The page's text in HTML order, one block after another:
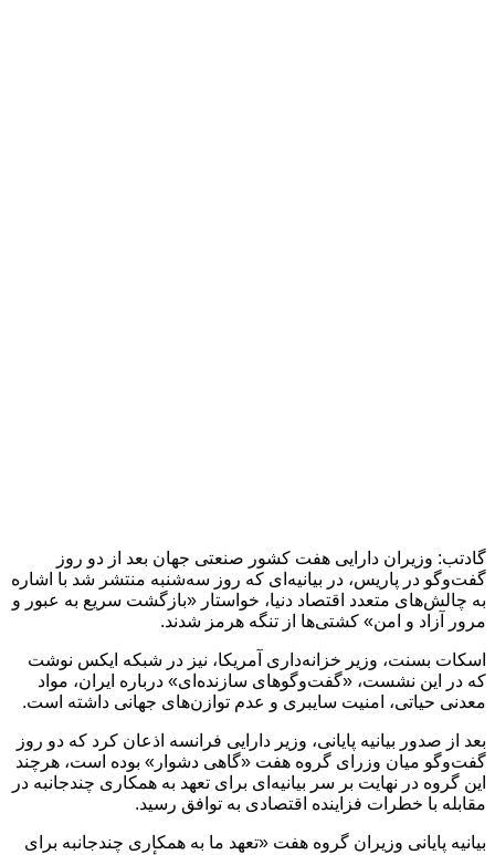
گادتب: وزیران دارایی هفت کشور صنعتی جهان بعد از دو روز
گفت‌وگو در پاریس، در بیانیه‌ای که روز سه‌شنبه منتشر شد با اشاره
به چالش‌های متعدد اقتصاد دنیا، خواستار «بازگشت سریع به عبور و
مرور آزاد و امن» کشتی‌ها از تنگه هرمز شدند.
اسکات بسنت، وزیر خزانه‌داری آمریکا، نیز در شبکه ایکس نوشت
که در این نشست، «گفت‌وگوهای سازنده‌ای» درباره ایران، مواد
معدنی حیاتی، امنیت سایبری و عدم توازن‌های جهانی داشته است.
بعد از صدور بیانیه پایانی، وزیر دارایی فرانسه اذعان کرد که دو روز
گفت‌وگو میان وزرای گروه هفت «گاهی دشوار» بوده است، هرچند
این گروه در نهایت بر سر بیانیه‌ای برای تعهد به همکاری چندجانبه در
مقابله با خطرات فزاینده اقتصادی به توافق رسید.
بیانیه پایانی وزیران گروه هفت «تعهد ما به همکاری چندجانبه برای